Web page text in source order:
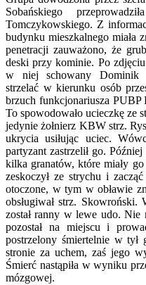
Sobańskiego
Tomczykowskiego. Z
budynku mieszkalnego miała
penetracji zauważono, że
deski przy kominie. Po
w niej schowany Dominik
strzelać w kierunku osób
brzuch funkcjonariusza
To spowodowało ucieczkę ze
jedynie żołnierz KBW strz.
ukrycia usiłując uciec.
partyzant zastrzelił go.
kilka granatów, które miały
zeskoczył ze strychu i
otoczone, w tym w obławie
obsługiwał strz.
został ranny w lewe udo.
pozostał na miejscu i
postrzelony śmiertelnie w tył
stronie za uchem, zaś jego
Śmierć nastąpiła w wyniku
mózgowej.